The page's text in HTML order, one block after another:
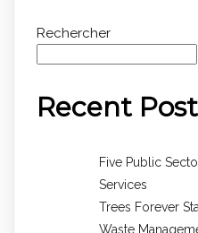
Rechercher
Recent
Five Public
Services
Trees Forever
Waste